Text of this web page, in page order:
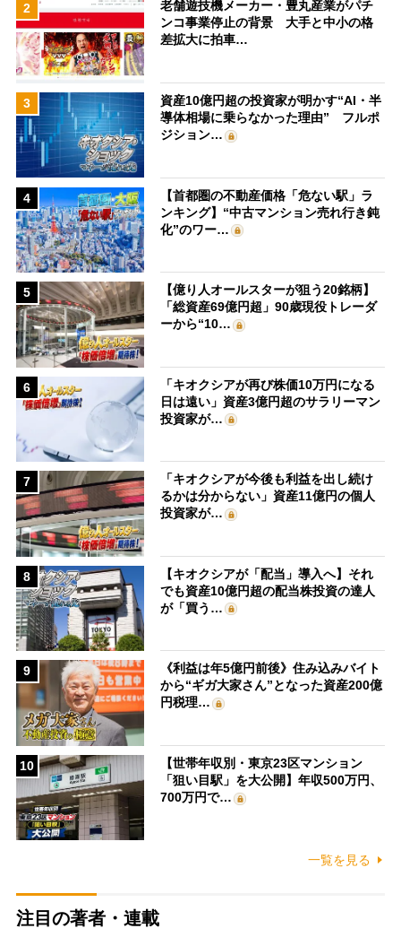
2
老舗遊技機メーカー・豊丸産業がパチ
ンコ事業停止の背景 大手と中小の格
差拡大に拍車…
3
資産10億円超の投資家が明かす“AI・半
導体相場に乗らなかった理由” フルポ
ジション…
4
【首都圏の不動産価格「危ない駅」ラ
ンキング】“中古マンション売れ行き鈍
化”のワー…
5
【億り人オールスターが狙う20銘柄】
「総資産69億円超」90歳現役トレーダ
ーから“10…
6
「キオクシアが再び株価10万円になる
日は遠い」資産3億円超のサラリーマン
投資家が…
7
「キオクシアが今後も利益を出し続け
るかは分からない」資産11億円の個人
投資家が…
8
【キオクシアが「配当」導入へ】それ
でも資産10億円超の配当株投資の達人
が「買う…
9
《利益は年5億円前後》住み込みバイト
から“ギガ大家さん”となった資産200億
円税理…
10
【世帯年収別・東京23区マンション
「狙い目駅」を大公開】年収500万円、
700万円で…
一覧を見る
注目の著者・連載